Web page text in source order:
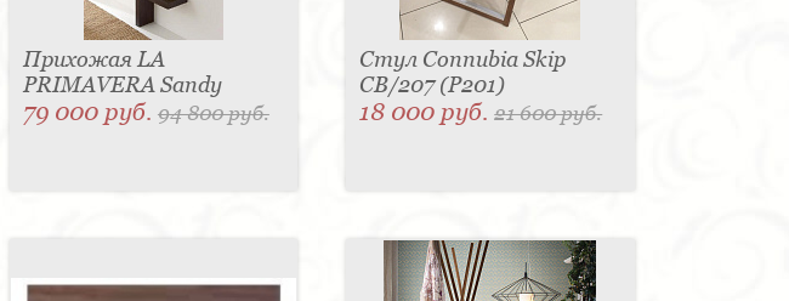
Прихожая LA
PRIMAVERA Sandy
79 000 руб. 94 800 руб.
Стул Connubia Skip
CB/207 (Р201)
18 000 руб.21 600 руб.